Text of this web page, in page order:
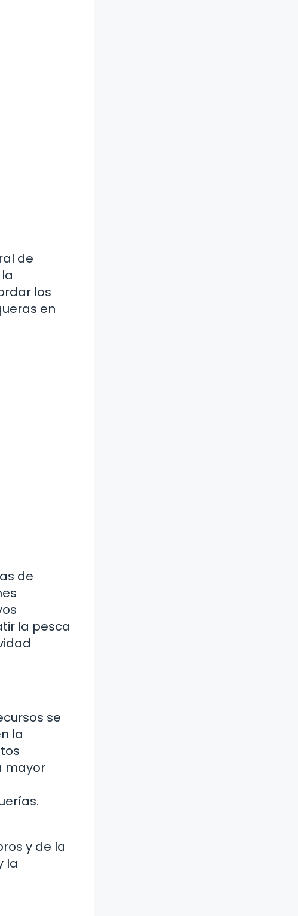
de
los
en
de
la pesca
se
la
mayor
y de la
la